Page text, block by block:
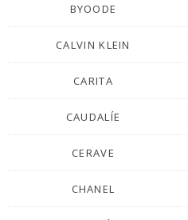
BYOODE
CALVIN KLEIN
CARITA
CAUDALÍE
CERAVE
CHANEL